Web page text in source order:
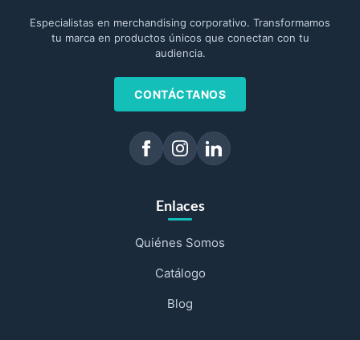
Especialistas en merchandising corporativo. Transformamos
tu marca en productos únicos que conectan con tu
audiencia.
CONTÁCTANOS
Enlaces
Quiénes Somos
Catálogo
Blog